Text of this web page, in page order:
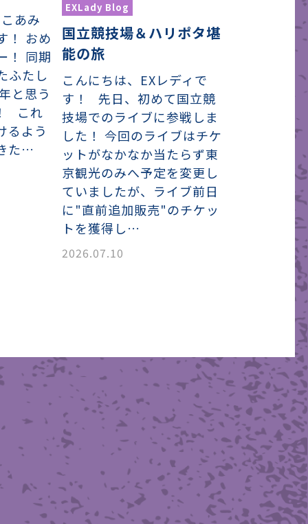
あみ
！ おめ
！ 同期
ふたし
と思う
これ
るよう
た…
EXLady Blog
国立競技場＆ハリポタ堪
能の旅
こんにちは、EXレディで
す！ 先日、初めて国立競
技場でのライブに参戦しま
した！ 今回のライブはチケ
ットがなかなか当たらず東
京観光のみへ予定を変更し
ていましたが、ライブ前日
に"直前追加販売"のチケッ
トを獲得し…
2026.07.10